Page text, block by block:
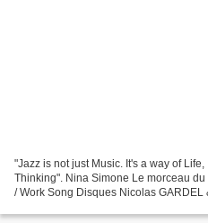
"Jazz is not just Music. It's a way of
Thinking". Nina Simone Le morceau
/ Work Song Disques Nicolas GARDEL